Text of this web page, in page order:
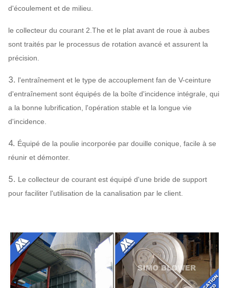
Systèmede fan
centrifuged'écoulement
Configuration
SIEMENS,
WEG, TECO,
SIMO,
Peut
assigner
Roue à aubes
Q235, Q345,
SS316,
HG785,
cône d'entrée
d'air,
Amortisseur
d'entrée d'air
SS304,
SS316,
HG785,
DB685…
d'écoulement et de milieu.
le collecteur du courant 2.The et le plat avant de roue à aubes
sont traités par le processus de rotation avancé et assurent la
précision.
3. l'entraînement et le type de accouplement fan de V-ceinture
d'entraînement sont équipés de la boîte d'incidence intégrale, qui
a la bonne lubrification, l'opération stable et la longue vie
d'incidence.
4. Équipé de la poulie incorporée par douille conique, facile à se
réunir et démonter.
5. Le collecteur de courant est équipé d'une bride de support
pour faciliter l'utilisation de la canalisation par le client.